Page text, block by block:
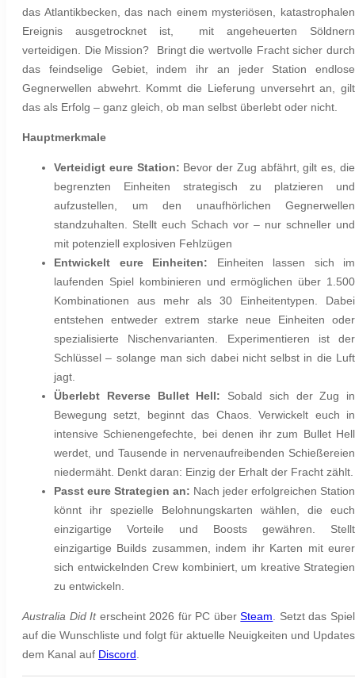
das Atlantikbecken, das nach einem mysteriösen, katastrophalen
Ereignis ausgetrocknet ist, mit angeheuerten Söldnern
verteidigen. Die Mission? Bringt die wertvolle Fracht sicher durch
das feindselige Gebiet, indem ihr an jeder Station endlose
Gegnerwellen abwehrt. Kommt die Lieferung unversehrt an, gilt
das als Erfolg – ganz gleich, ob man selbst überlebt oder nicht.
Hauptmerkmale
Verteidigt eure Station: Bevor der Zug abfährt, gilt es, die
begrenzten Einheiten strategisch zu platzieren und
aufzustellen, um den unaufhörlichen Gegnerwellen
standzuhalten. Stellt euch Schach vor – nur schneller und
mit potenziell explosiven Fehlzügen
Entwickelt eure Einheiten: Einheiten lassen sich im
laufenden Spiel kombinieren und ermöglichen über 1.500
Kombinationen aus mehr als 30 Einheitentypen. Dabei
entstehen entweder extrem starke neue Einheiten oder
spezialisierte Nischenvarianten. Experimentieren ist der
Schlüssel – solange man sich dabei nicht selbst in die Luft
jagt.
Überlebt Reverse Bullet Hell: Sobald sich der Zug in
Bewegung setzt, beginnt das Chaos. Verwickelt euch in
intensive Schienengefechte , bei denen ihr zum Bullet Hell
werdet, und Tausende in nervenaufreibenden Schießereien
niedermäht. Denkt daran: Einzig der Erhalt der Fracht zählt.
Passt eure Strategien an: Nach jeder erfolgreichen Station
könnt ihr spezielle Belohnungskarten wählen, die euch
einzigartige Vorteile und Boosts gewähren. Stellt
einzigartige Builds zusammen, indem ihr Karten mit eurer
sich entwickelnden Crew kombiniert, um kreative Strategien
zu entwickeln.
Australia Did It erscheint 2026 für PC überSteam . Setzt das Spiel
auf die Wunschliste und folgt für aktuelle Neuigkeiten und Updates
dem Kanal auf Discord